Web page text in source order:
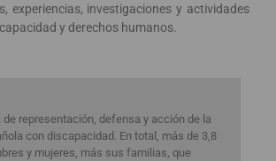
experiencias, investigaciones y actividades
y derechos humanos.
de representación, defensa y acción de la
con discapacidad. En total, más de 3,8
y mujeres, más sus familias, que